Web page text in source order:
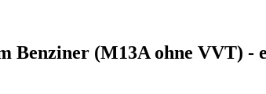
Benziner (M13A ohne VVT)